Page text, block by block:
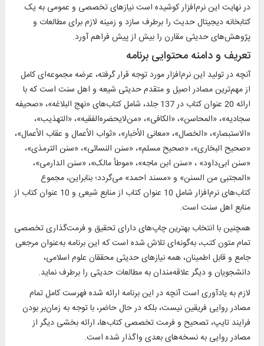
در نهایت این نرم‌افزار کوشیده است نیازهای تخصصی و عمومی به یک
کتابخانه دیجیتال حدیث را برطرف سازد و زمینه لازم برای مطالعات و
پژوهش‌های حدیثی مقارن را بیش از پیش فراهم آورد.
تعریف و دامنه محتوایی برنامه
آنچه در تولید این نرم‌افزار مورد توجه قرار گرفته، عرضه مجموعه‌ای کامل
از مهم‌ترین مصادر اصیل و متقدم حدیثی شیعه و اهل سنت است که با
ارائه 20 عنوان کتاب در 137 جلد، شامل کتاب‌های «نهج البلاغه»، «صحیفه
سجادیه»، «المحاسن»، «الکافی»، «من‌لایحضره‌الفقیه»، «التهذیب»،
«الاستبصار»، «الخصال»، «معانی الأخبار»، «ثواب الأعمال و عقاب الأعمال»،
«صحیح البخاری»، «صحیح مسلم»، «سنن النسائی»، «سنن الترمذی»،
«سنن ابی‌داود» ، «سنن ابن ماجه»، «موطأ مالک»، «سنن الدارمی»،
«المجتبی من السنن» و «مسند احمد» می‌گردد؛ بنابراین، مجموع
کتاب‌های نرم‌افزار شامل 10 عنوان کتاب از منابع شیعی و 10 عنوان کتاب از
منابع اهل سنت است.
همچنین با انتخاب بهترین چاپ‌های دارای تحقیق و فرمت‌گذاری تخصصی
تمام متون کتب، به‌گونه‌ای تلاش شده است که این برنامه به‌عنوان مرجعی
جامع و قابل اطمینان، همه نیازهای حدیثی محققان علوم اسلامی،
دانشجویان و دیگر علاقه‌مندان به مطالعات حدیثی را برطرف نماید.
لازم به یادآوری است آنچه در این برنامه ارائه شده فهرست کامل تمام
مصادر روایی فریقین نیست، بلکه در حال حاضر، با توجه به زمان‌بر بودن
فرایند تایپ، تصحیح و فرمت تخصصی کتاب‌ها، ارائه بخشی دیگر از
مصادر روایی به نسخه‌های بعدی واگذار شده است.